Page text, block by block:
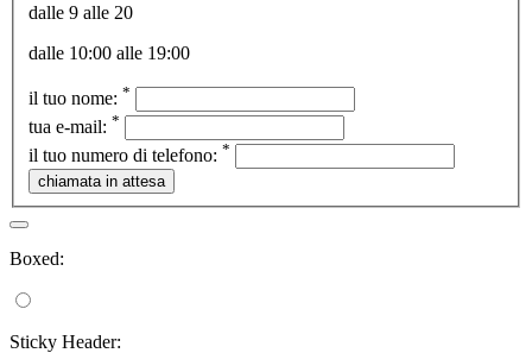
dalle 9 alle 20
dalle 10:00 alle 19:00
il tuo nome: *
tua e-mail: *
il tuo numero di telefono: *
Boxed:
Sticky Header: